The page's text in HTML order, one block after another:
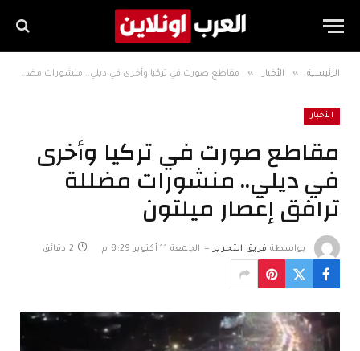
الرئيسية » الأخبار » مقاطع صورت في تركيا وأخرى في ديلي.. منشورات مضللة ترافق إعصار ميلتون
الأخبار
مقاطع صورت في تركيا وأخرى
في ديلي.. منشورات مضللة
ترافق إعصار ميلتون
بواسطة فريق التحرير الجمعة 11 أكتوبر 8:29 م 2 دقائق